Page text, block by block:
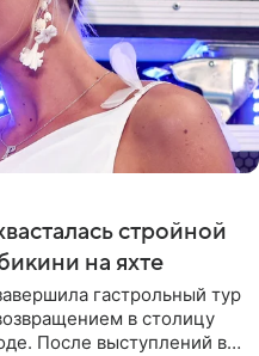
стройной
на яхте
гастрольный тур
в столицу
После выступлений в